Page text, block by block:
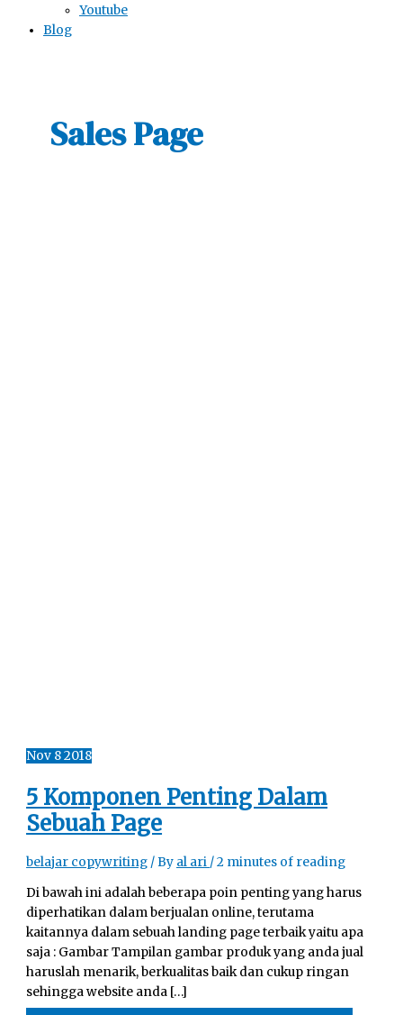
Youtube
Blog
Sales Page
Nov 82018
5 Komponen Penting Dalam
Sebuah Page
belajar copywriting / By al ari /2 minutes of reading
Di bawah ini adalah beberapa poin penting yang harus
diperhatikan dalam berjualan online, terutama
kaitannya dalam sebuah landing page terbaik yaitu apa
saja : Gambar Tampilan gambar produk yang anda jual
haruslah menarik, berkualitas baik dan cukup ringan
sehingga website anda […]